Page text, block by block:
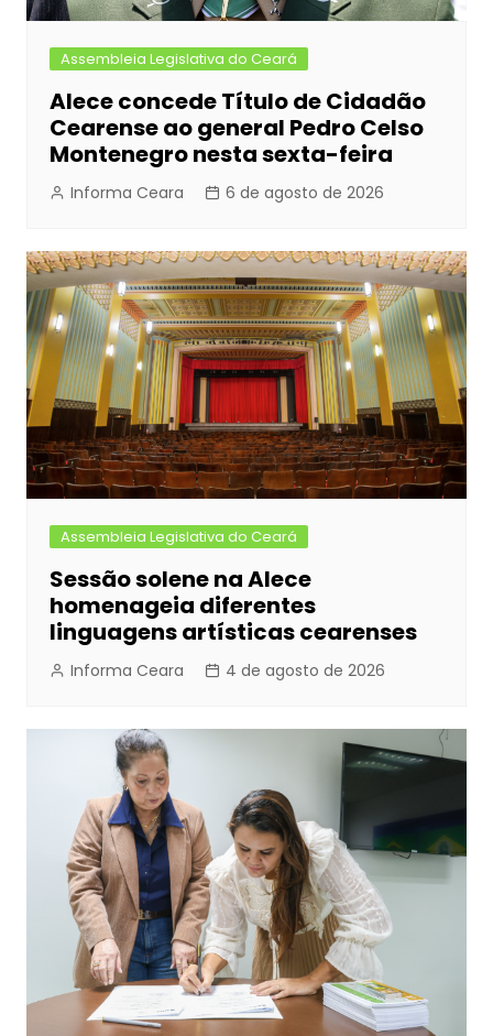
Assembleia Legislativa do Ceará
Alece concede Título de Cidadão
Cearense ao general Pedro Celso
Montenegro nesta sexta-feira
Informa Ceara 6 de agosto de 2026
Assembleia Legislativa do Ceará
Sessão solene na Alece
homenageia diferentes
linguagens artísticas cearenses
Informa Ceara 4 de agosto de 2026